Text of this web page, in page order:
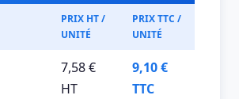
PRIX HT /
UNITÉ
PRIX TTC /
UNITÉ
7,58 €
HT
9,10 €
TTC